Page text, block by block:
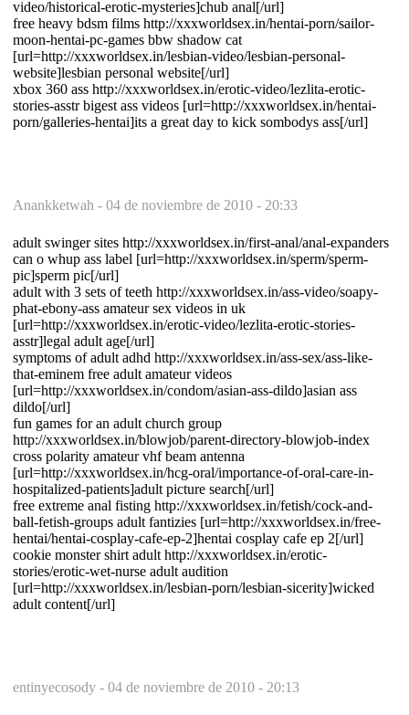
video/historical-erotic-mysteries]chub anal[/url]
free heavy bdsm films http://xxxworldsex.in/hentai-porn/sailor-
moon-hentai-pc-games bbw shadow cat
[url=http://xxxworldsex.in/lesbian-video/lesbian-personal-
website]lesbian personal website[/url]
xbox 360 ass http://xxxworldsex.in/erotic-video/lezlita-erotic-
stories-asstr bigest ass videos [url=http://xxxworldsex.in/hentai-
porn/galleries-hentai]its a great day to kick sombodys ass[/url]
Anankketwah - 04 de noviembre de 2010 - 20:33
adult swinger sites http://xxxworldsex.in/first-anal/anal-expanders
can o whup ass label [url=http://xxxworldsex.in/sperm/sperm-
pic]sperm pic[/url]
adult with 3 sets of teeth http://xxxworldsex.in/ass-video/soapy-
phat-ebony-ass amateur sex videos in uk
[url=http://xxxworldsex.in/erotic-video/lezlita-erotic-stories-
asstr]legal adult age[/url]
symptoms of adult adhd http://xxxworldsex.in/ass-sex/ass-like-
that-eminem free adult amateur videos
[url=http://xxxworldsex.in/condom/asian-ass-dildo]asian ass
dildo[/url]
fun games for an adult church group
http://xxxworldsex.in/blowjob/parent-directory-blowjob-index
cross polarity amateur vhf beam antenna
[url=http://xxxworldsex.in/hcg-oral/importance-of-oral-care-in-
hospitalized-patients]adult picture search[/url]
free extreme anal fisting http://xxxworldsex.in/fetish/cock-and-
ball-fetish-groups adult fantizies [url=http://xxxworldsex.in/free-
hentai/hentai-cosplay-cafe-ep-2]hentai cosplay cafe ep 2[/url]
cookie monster shirt adult http://xxxworldsex.in/erotic-
stories/erotic-wet-nurse adult audition
[url=http://xxxworldsex.in/lesbian-porn/lesbian-sicerity]wicked
adult content[/url]
entinyecosody - 04 de noviembre de 2010 - 20:13